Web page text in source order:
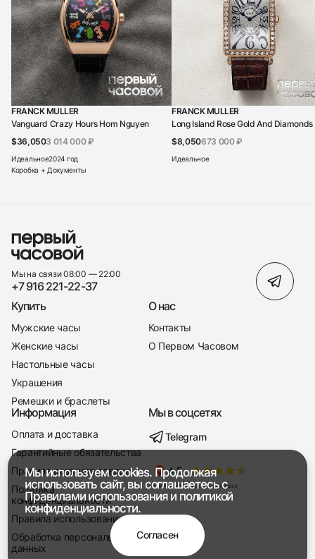
+7 916 221-22-37
Мы насвязи 08:00 — 19:00
FRANCK MULLER
Vanguard Crazy Hours Hom Nguyen
$36,0503 014 000 ₽
Идеальное2024 год
Коробка + Документы
FRANCK MULLER
Long Island Rose Gold And Diamonds
$8,050673 000 ₽
Идеальное
Мы на связи 08:00 — 22:00
+7 916 221-22-37
Купить
Мужские часы
Женские часы
Настольные часы
Украшения
Ремешки и браслеты
О нас
Контакты
О Первом Часовом
Информация
Оплата и доставка
Гарантийные обязательства
Правила возврата товара
Политика
конфиденциальности
Правила использования
Обработка персональных
данных
Мы в соцсетях
Telegram
Мы используем cookies. Продолжая
использовать сайт, вы соглашаетесь с
Правилами использованияи политикой
конфиденциальности.
Согласен